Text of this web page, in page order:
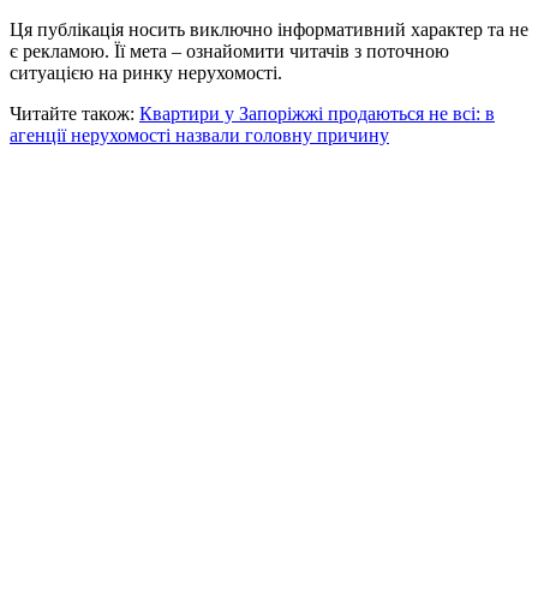
Ця публікація носить виключно інформативний характер та не
є рекламою. Її мета – ознайомити читачів з поточною
ситуацією на ринку нерухомості.
Читайте також: Квартири у Запоріжжі продаються не всі: в
агенції нерухомості назвали головну причину